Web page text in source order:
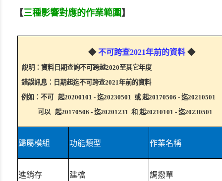
【三種影響對應的作業範圍 】
◆ 不可跨查2021年前的資料 ◆
說明：資料日期查詢不可跨越2020至其它年度
錯誤訊息：日期起迄不可跨查2021年前的資料
例如：不可 起20200101 - 迄20230501 或 起20170506 - 迄20210501
可以 起20170506 - 迄20201231 和 起20210101 - 迄20230501
歸屬模組 功能類型 作業名稱
進銷存 建檔 調撥單